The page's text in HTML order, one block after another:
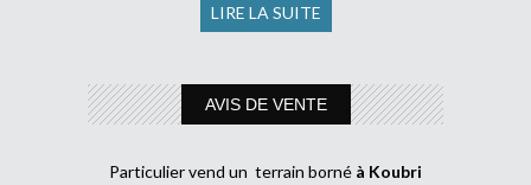
LIRE LA SUITE
AVIS DE VENTE
Particulier vend un terrain borné à Koubri